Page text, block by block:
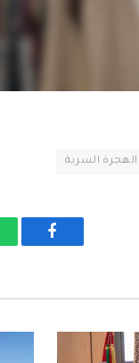
السرية
فيسبوك